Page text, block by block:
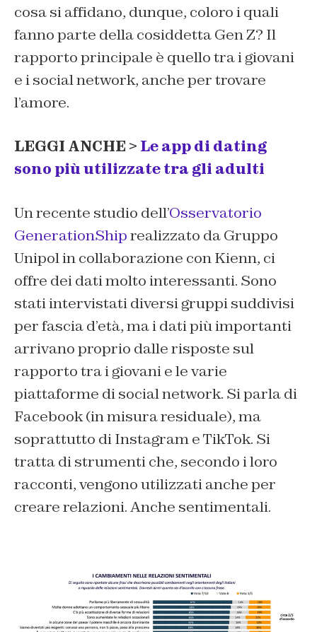
cosa si affidano, dunque, coloro i quali
fanno parte della cosiddetta Gen Z? Il
rapporto principale è quello tra i giovani
e i social network, anche per trovare
l’amore.
LEGGI ANCHE > Le app di dating
sono più utilizzate tra gli adulti
Un recente studio dell’Osservatorio
GenerationShiprealizzato da Gruppo
Unipol in collaborazione con Kienn, ci
offre dei dati molto interessanti. Sono
stati intervistati diversi gruppi suddivisi
per fascia d’età, ma i dati più importanti
arrivano proprio dalle risposte sul
rapporto tra i giovani e le varie
piattaforme di social network. Si parla di
Facebook (in misura residuale), ma
soprattutto di Instagram e TikTok. Si
tratta di strumenti che, secondo i loro
racconti, vengono utilizzati anche per
creare relazioni. Anche sentimentali.